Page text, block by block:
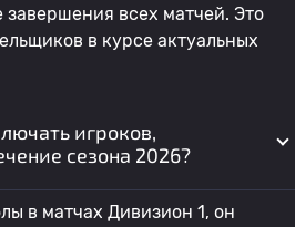
Спортиво Триниденсе
Амелиано
Спортиво Триниденсе
завершения всех матчей. Это
в курсе актуальных
игроков,
сезона 2026?
в матчах Дивизион 1, он